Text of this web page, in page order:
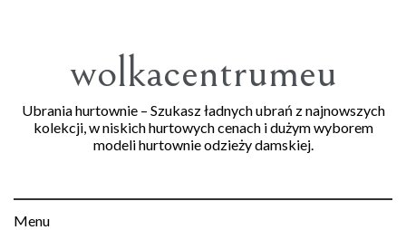
wolkacentrumeu
Ubrania hurtownie – Szukasz ładnych ubrań z najnowszych
kolekcji, w niskich hurtowych cenach i dużym wyborem
modeli hurtownie odzieży damskiej.
Menu